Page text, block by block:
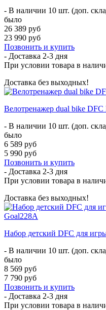
- В наличии 10 шт. (доп.
было
26 389 руб
23 990 руб
Позвонить и купить
- Доставка 2-3 дня
При условии товара в
Доставка без выходных!
Велотренажер dual bike DFC
- В наличии 10 шт. (доп.
было
6 589 руб
5 990 руб
Позвонить и купить
- Доставка 2-3 дня
При условии товара в
Доставка без выходных!
Набор детский DFC для
- В наличии 10 шт. (доп.
было
8 569 руб
7 790 руб
Позвонить и купить
- Доставка 2-3 дня
При условии товара в